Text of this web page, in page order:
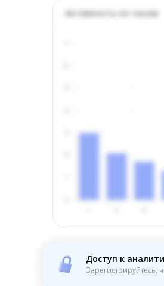
Активность по часам
Доступ к
Зарегистрируйтесь,